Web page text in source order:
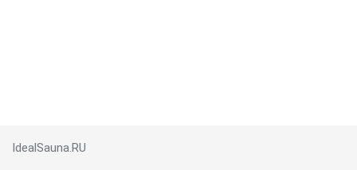
IdealSauna.RU